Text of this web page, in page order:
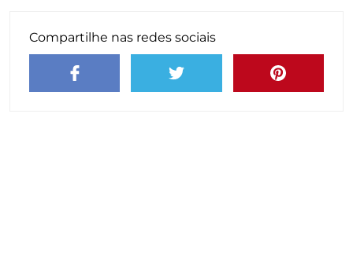
Compartilhe nas redes sociais